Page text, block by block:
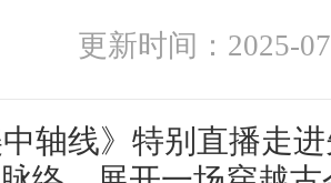
更新时间：2025-
中轴线》特别直播走